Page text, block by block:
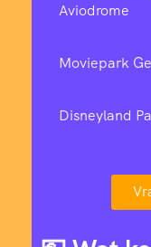
Aviodrome
Moviepark
Disneyland